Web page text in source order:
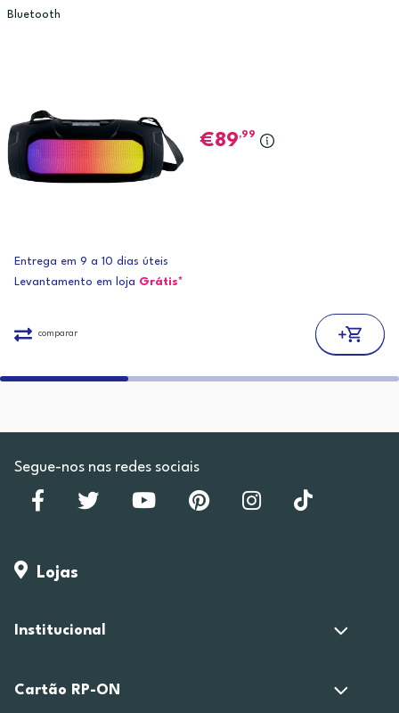
Bluetooth
89,99
Entrega em 9 a 10 dias úteis
Levantamento em loja Grátis*
comparar
Segue-nos nas redes sociais
Lojas
Institucional
Cartão RP-ON